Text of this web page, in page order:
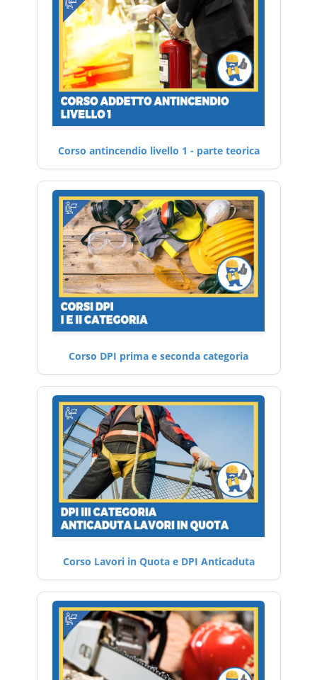
Corso antincendio livello 1 - parte teorica
Corso DPI prima e seconda categoria
Corso Lavori in Quota e DPI Anticaduta